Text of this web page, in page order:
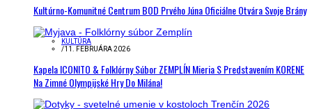
Kultúrno-Komunitné Centrum BOD Prvého Júna Oficiálne Otvára Svoje Brány
KULTÚRA
/11. FEBRUÁRA 2026
Kapela ICONITO & Folklórny Súbor ZEMPLÍN Mieria S Predstavením KORENE
Na Zimné Olympijské Hry Do Milána!